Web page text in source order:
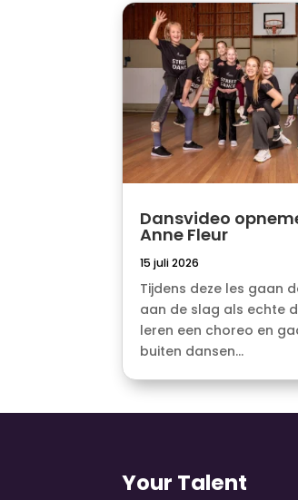
Dansvideo
Anne Fleur
15 juli 2026
Tijdens deze les gaan
aan de slag als echte
leren een choreo en
buiten dansen...
Your Talent